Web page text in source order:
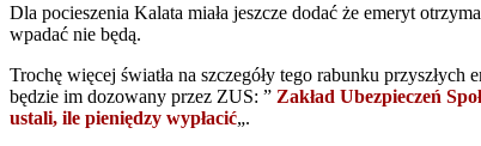
Dla pocieszenia Kalata miała jeszcze dodać że emeryt
wpadać nie będą.
Trochę więcej światła na szczegóły tego rabunku
będzie im dozowany przez ZUS: ” Zakład Ubezpieczeń
ustali, ile pieniędzy wypłacić„.